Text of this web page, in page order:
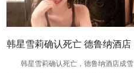
韩星雪莉确认死亡 德鲁纳酒店
成雪莉遗作
韩星雪莉确认死亡，德鲁纳酒店成雪